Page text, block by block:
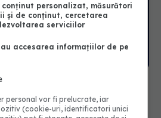
Era cunoscut pentru
personalizat, măsurători
și de conținut, cercetarea
serviciilor
accesarea informațiilor de pe
personal vor fi prelucrate, iar
(cookie-uri, identificatori unici